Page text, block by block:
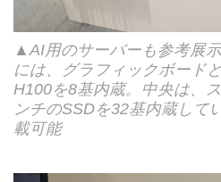
▲AI用のサーバーも参考展
には、グラフィックボード
H100を8基内蔵。中央は、
ンチのSSDを32基内蔵して
載可能